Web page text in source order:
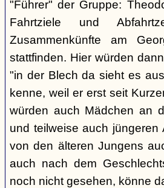
"Führer" der Gruppe:
Fahrtziele und
Zusammenkünfte am
stattfinden. Hier würden
"in der Blech da sieht es
kenne, weil er erst seit
würden auch Mädchen an
und teilweise auch
von den älteren Jungens
auch nach dem
noch nicht gesehen, könne